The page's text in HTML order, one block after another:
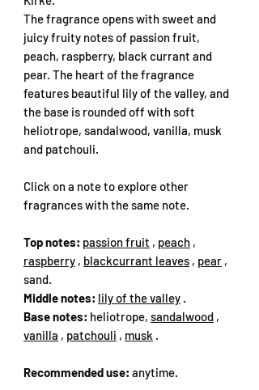
The fragrance opens with sweet and
juicy fruity notes of passion fruit,
peach, raspberry, black currant and
pear. The heart of the fragrance
features beautiful lily of the valley, and
the base is rounded off with soft
heliotrope, sandalwood, vanilla, musk
and patchouli.
Click on a note to explore other
fragrances with the same note.
Top notes: passion fruit , peach ,
raspberry , blackcurrant leaves , pear ,
sand.
Middle notes: lily of the valley .
Base notes: heliotrope, sandalwood ,
vanilla , patchouli , musk .
Recommended use: anytime.